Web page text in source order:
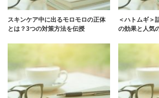
スキンケア中に出るモロモロの正体
とは？3つの対策方法を伝授
＜ハトムギ＞
の効果と人気